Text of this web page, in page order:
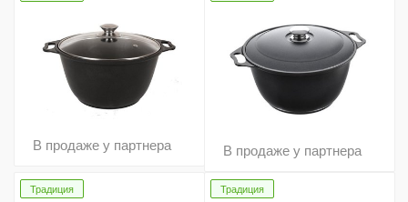
В продаже у партнера В продаже у партнера
Традиция Традиция